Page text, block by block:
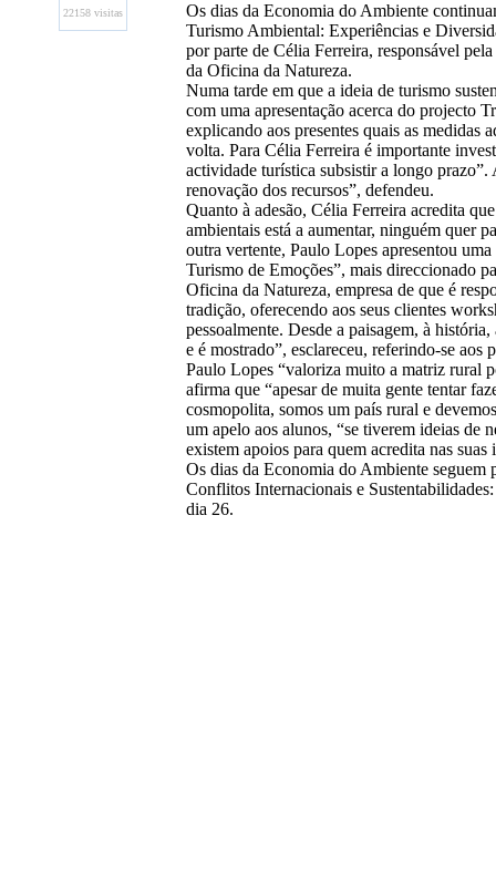
22158 visitas
Os dias da Economia do Ambiente
Turismo Ambiental: Experiências e
por parte de Célia Ferreira, responsável
da Oficina da Natureza.
Numa tarde em que a ideia de turismo
com uma apresentação acerca do projecto
explicando aos presentes quais as medidas
volta. Para Célia Ferreira é importante
actividade turística subsistir a longo prazo”.
renovação dos recursos”, defendeu.
Quanto à adesão, Célia Ferreira acredita
ambientais está a aumentar, ninguém quer
outra vertente, Paulo Lopes apresentou
Turismo de Emoções”, mais direccionado
Oficina da Natureza, empresa de que é
tradição, oferecendo aos seus clientes
pessoalmente. Desde a paisagem, à
e é mostrado”, esclareceu, referindo-se aos
Paulo Lopes “valoriza muito a matriz rural
afirma que “apesar de muita gente tentar
cosmopolita, somos um país rural e
um apelo aos alunos, “se tiverem ideias de
existem apoios para quem acredita nas suas
Os dias da Economia do Ambiente seguem
Conflitos Internacionais e
dia 26.